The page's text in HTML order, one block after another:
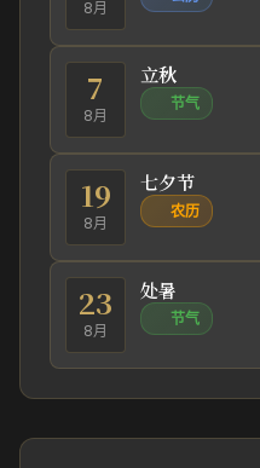
8月
7
8月
立秋
节气
19
8月
七夕节
农历
23
8月
处暑
节气